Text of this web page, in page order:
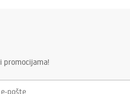
promocijama!